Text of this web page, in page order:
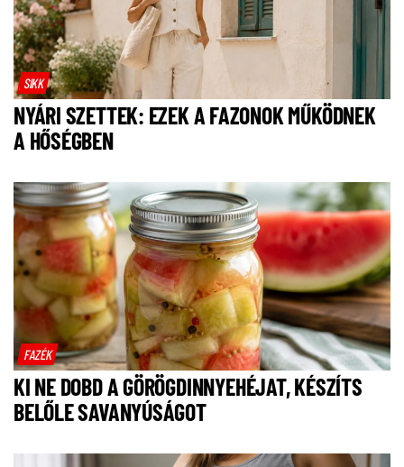
SIKK
NYÁRI SZETTEK: EZEK A FAZONOK MŰKÖDNEK
A HŐSÉGBEN
FAZÉK
KI NE DOBD A GÖRÖGDINNYEHÉJAT, KÉSZÍTS
BELŐLE SAVANYÚSÁGOT